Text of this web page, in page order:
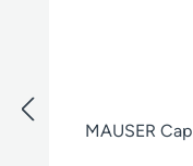
MAUSER Cap